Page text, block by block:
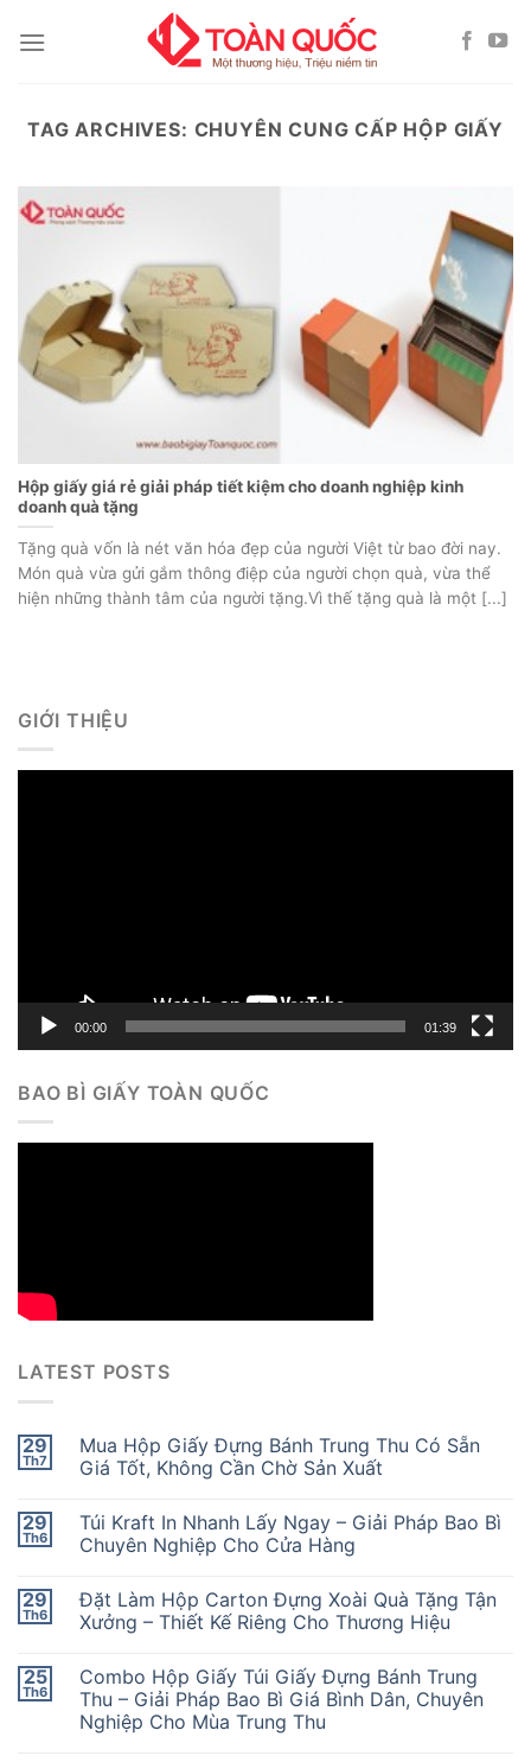
TAG ARCHIVES: CHUYÊN CUNG CẤP HỘP GIẤY
Hộp giấy giá rẻ giải pháp tiết kiệm cho doanh nghiệp kinh
doanh quà tặng
Tặng quà vốn là nét văn hóa đẹp của người Việt từ bao đời nay.
Món quà vừa gửi gắm thông điệp của người chọn quà, vừa thể
hiện những thành tâm của người tặng.Vì thế tặng quà là một [...]
GIỚI THIỆU
00:00 01:39
BAO BÌ GIẤY TOÀN QUỐC
LATEST POSTS
29
Th7
Mua Hộp Giấy Đựng Bánh Trung Thu Có Sẵn
Giá Tốt, Không Cần Chờ Sản Xuất
29
Th6
Túi Kraft In Nhanh Lấy Ngay – Giải Pháp Bao Bì
Chuyên Nghiệp Cho Cửa Hàng
29
Th6
Đặt Làm Hộp Carton Đựng Xoài Quà Tặng Tận
Xưởng – Thiết Kế Riêng Cho Thương Hiệu
25
Th6
Combo Hộp Giấy Túi Giấy Đựng Bánh Trung
Thu – Giải Pháp Bao Bì Giá Bình Dân, Chuyên
Nghiệp Cho Mùa Trung Thu